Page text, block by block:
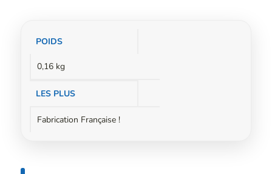
Informations
POIDS
0,16 kg
LES PLUS
Fabrication Française !